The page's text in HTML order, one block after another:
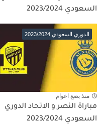
السعودي 2023/2024
الدوري السعودي 2023/2024
منذ بضع اعوام
مباراة النصر و الاتحاد الدوري
السعودي 2023/2024